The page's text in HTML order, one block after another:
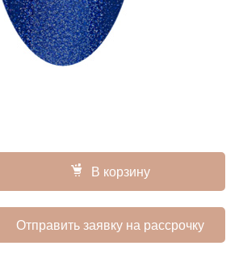
В корзину
Отправить заявку на рассрочку